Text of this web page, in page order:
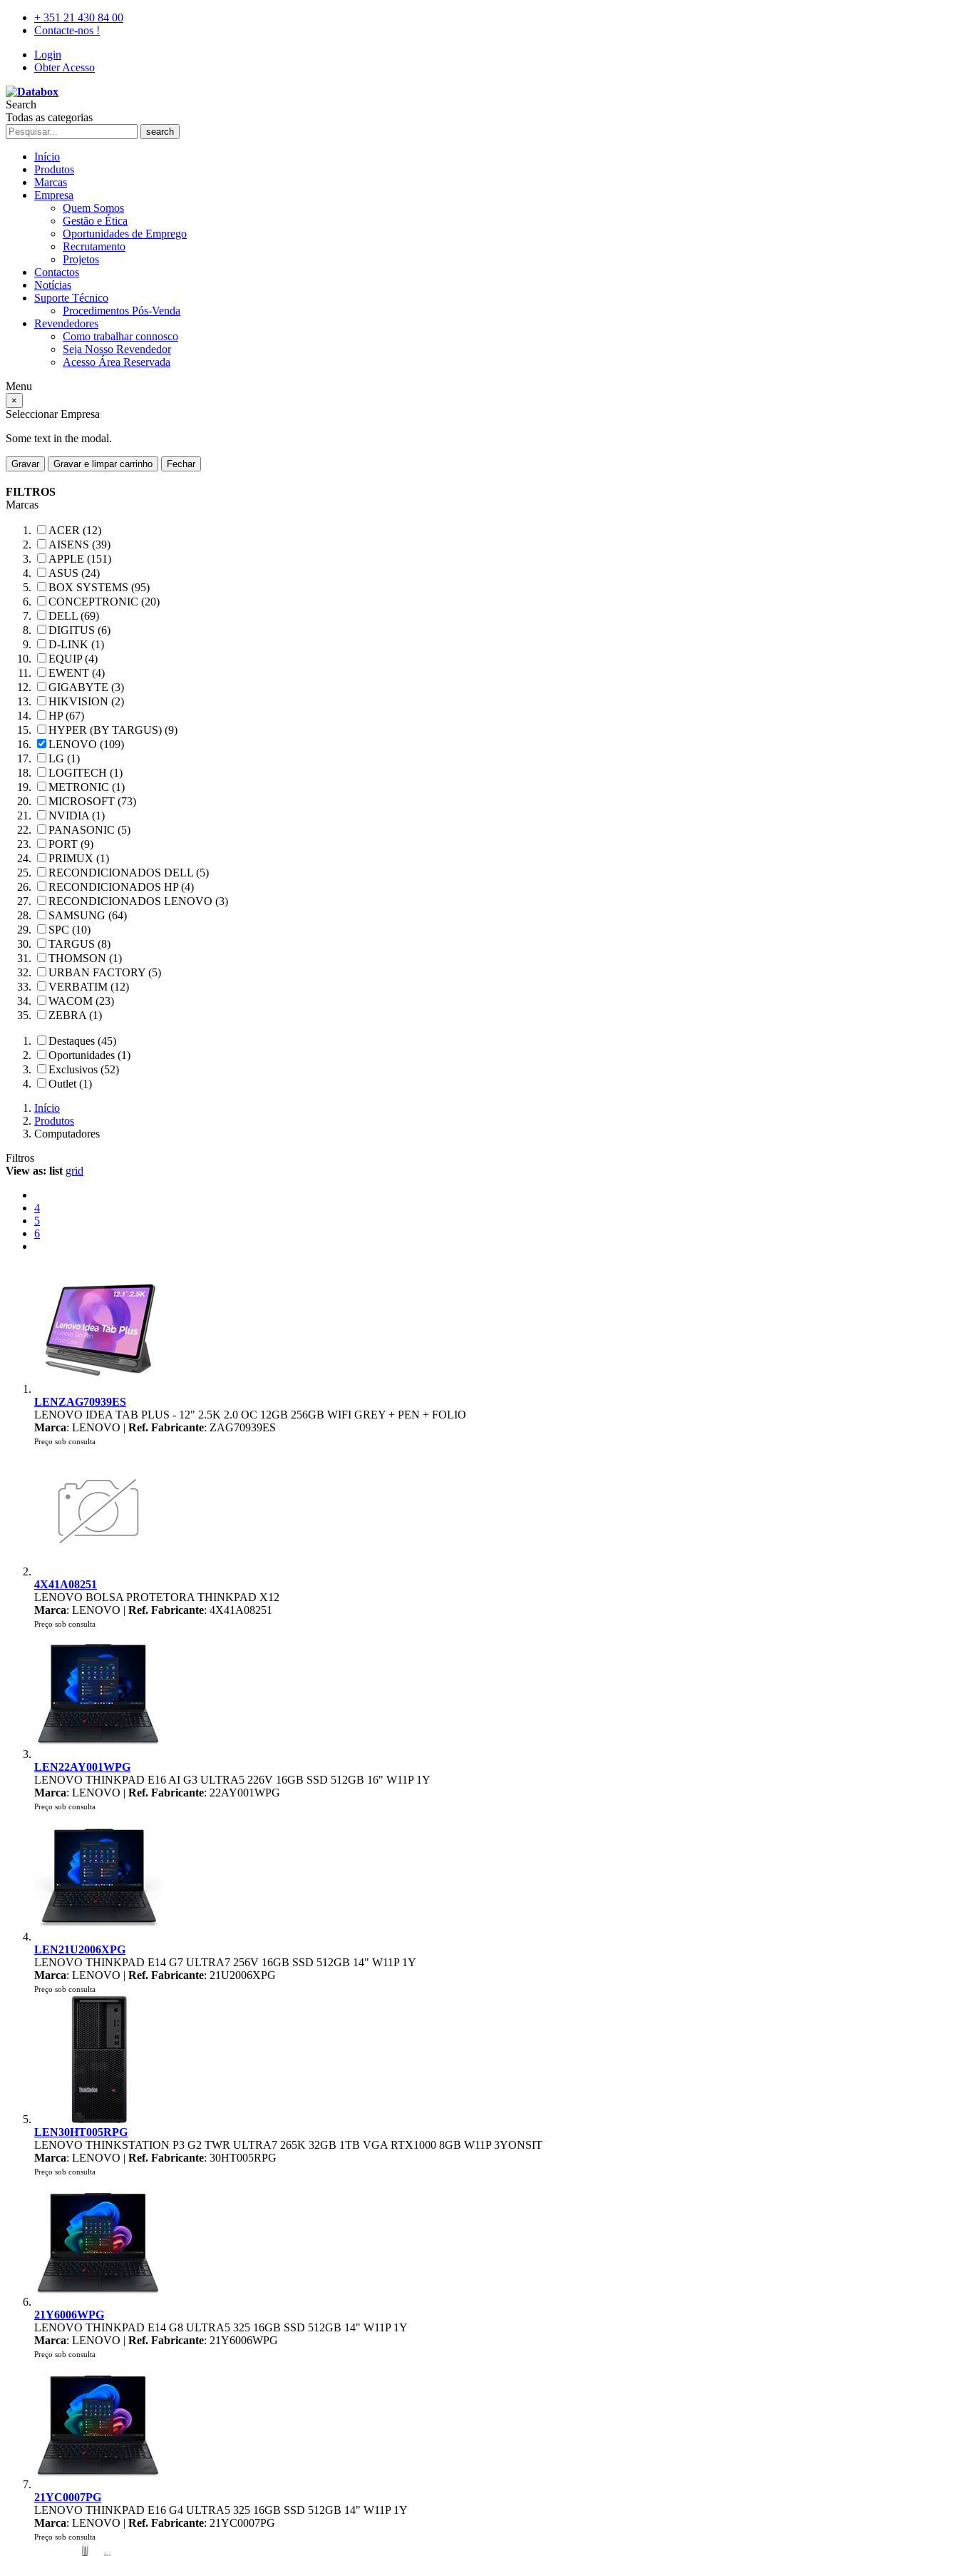
+ 351 21 430 84 00
Contacte-nos !
Login
Obter Acesso
Search
Todas as categorias
search
Início
Produtos
Marcas
Empresa
Quem Somos
Gestão e Ética
Oportunidades de Emprego
Recrutamento
Projetos
Contactos
Notícias
Suporte Técnico
Procedimentos Pós-Venda
Revendedores
Como trabalhar connosco
Seja Nosso Revendedor
Acesso Área Reservada
Menu
×
Seleccionar Empresa
Some text in the modal.
Gravar Gravar e limpar carrinho Fechar
FILTROS
Marcas
ACER (12)
AISENS (39)
APPLE (151)
ASUS (24)
BOX SYSTEMS (95)
CONCEPTRONIC (20)
DELL (69)
DIGITUS (6)
D-LINK (1)
EQUIP (4)
EWENT (4)
GIGABYTE (3)
HIKVISION (2)
HP (67)
HYPER (BY TARGUS) (9)
LENOVO (109)
LG (1)
LOGITECH (1)
METRONIC (1)
MICROSOFT (73)
NVIDIA (1)
PANASONIC (5)
PORT (9)
PRIMUX (1)
RECONDICIONADOS DELL (5)
RECONDICIONADOS HP (4)
RECONDICIONADOS LENOVO (3)
SAMSUNG (64)
SPC (10)
TARGUS (8)
THOMSON (1)
URBAN FACTORY (5)
VERBATIM (12)
WACOM (23)
ZEBRA (1)
Destaques (45)
Oportunidades (1)
Exclusivos (52)
Outlet (1)
Início
Produtos
Computadores
Filtros
View as: list grid
4
5
6
LENZAG70939ES
LENOVO IDEA TAB PLUS - 12" 2.5K 2.0 OC 12GB 256GB WIFI GREY + PEN + FOLIO
Marca: LENOVO | Ref. Fabricante: ZAG70939ES
Preço sob consulta
4X41A08251
LENOVO BOLSA PROTETORA THINKPAD X12
Marca: LENOVO | Ref. Fabricante: 4X41A08251
Preço sob consulta
LEN22AY001WPG
LENOVO THINKPAD E16 AI G3 ULTRA5 226V 16GB SSD 512GB 16" W11P 1Y
Marca: LENOVO | Ref. Fabricante: 22AY001WPG
Preço sob consulta
LEN21U2006XPG
LENOVO THINKPAD E14 G7 ULTRA7 256V 16GB SSD 512GB 14" W11P 1Y
Marca: LENOVO | Ref. Fabricante: 21U2006XPG
Preço sob consulta
LEN30HT005RPG
LENOVO THINKSTATION P3 G2 TWR ULTRA7 265K 32GB 1TB VGA RTX1000 8GB W11P 3YONSIT
Marca: LENOVO | Ref. Fabricante: 30HT005RPG
Preço sob consulta
21Y6006WPG
LENOVO THINKPAD E14 G8 ULTRA5 325 16GB SSD 512GB 14" W11P 1Y
Marca: LENOVO | Ref. Fabricante: 21Y6006WPG
Preço sob consulta
21YC0007PG
LENOVO THINKPAD E16 G4 ULTRA5 325 16GB SSD 512GB 14" W11P 1Y
Marca: LENOVO | Ref. Fabricante: 21YC0007PG
Preço sob consulta